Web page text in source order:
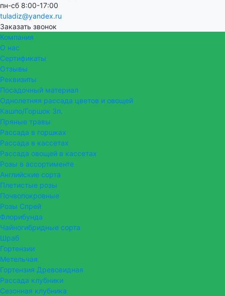
пн-сб 8:00-17:00
tuladiz@yandex.ru
Заказать звонок
Компания
О нас
Сертификаты
Отзывы
Реквизиты
Посадочный материал
Однолетняя рассада цветов и овощей
Кашпо/Горшок 3п.
Пряные травы
Рассада в горшках
Рассада в кассетах
Рассада овощей в кассетах
Розы в ассортименте
Английские сорта
Плетистые розы
Почвопокровные
Розы Спрей
Флорибунда
Чайногибридные сорта
Шраб
Гортензии
Метельчая
Гортензия Древовидная
Рассада клубники
Сезонная клубника